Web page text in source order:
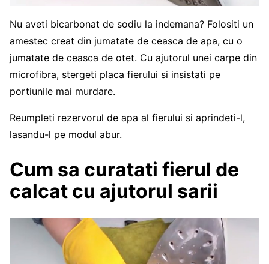
Nu aveti bicarbonat de sodiu la indemana? Folositi un
amestec creat din jumatate de ceasca de apa, cu o
jumatate de ceasca de otet. Cu ajutorul unei carpe din
microfibra, stergeti placa fierului si insistati pe
portiunile mai murdare.
Reumpleti rezervorul de apa al fierului si aprindeti-l,
lasandu-l pe modul abur.
Cum sa curatati fierul de
calcat cu ajutorul sarii